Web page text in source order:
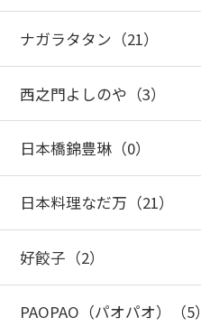
ナガラタタン （21）
西之門よしのや （3）
日本橋錦豊琳（0）
日本料理なだ万 （21）
好餃子 （2）
PAOPAO（パオパオ） （5）